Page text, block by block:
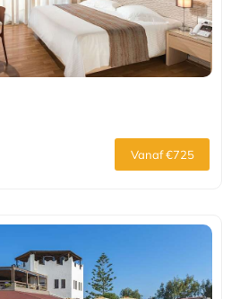
Vanaf €725